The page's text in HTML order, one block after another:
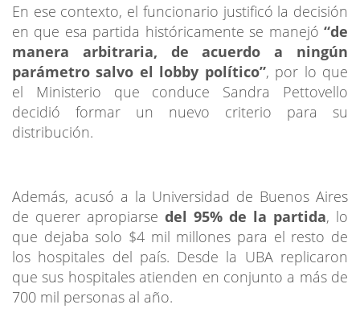
En ese contexto, el funcionario justificó la decisión
en que esa partida históricamente se manejó “de
manera arbitraria, de acuerdo a ningún
parámetro salvo el lobby político”, por lo que
el Ministerio que conduce Sandra Pettovello
decidió formar un nuevo criterio para su
distribución.
Además, acusó a la Universidad de Buenos Aires
de querer apropiarse del 95% de la partida, lo
que dejaba solo $4 mil millones para el resto de
los hospitales del país. Desde la UBA replicaron
que sus hospitales atienden en conjunto a más de
700 mil personas al año.